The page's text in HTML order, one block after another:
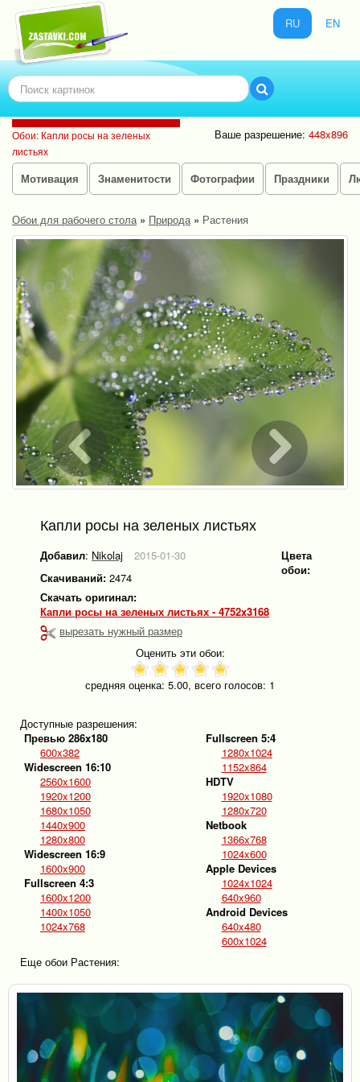
RU EN
Обои: Капли росы на зеленых
листьях
Ваше разрешение: 448x896
Мотивация Знаменитости Фотографии Праздники
Обои для рабочего стола» Природа» Растения
Капли росы на зеленых листьях
Добавил: Nikolaj
2015-01-30
Скачиваний: 2474
Скачать оригинал:
Капли росы на зеленых листьях - 4752x3168
вырезать нужный размер
Цвета
обои:
Оценить эти обои:
средняя оценка: 5.00, всего голосов: 1
Доступные разрешения:
Превью 286x180
600x382
Widescreen 16:10
2560x1600
1920x1200
1680x1050
1440x900
1280x800
Widescreen 16:9
1600x900
Fullscreen 4:3
1600x1200
1400x1050
1024x768
Fullscreen 5:4
1280x1024
1152x864
HDTV
1920x1080
1280x720
Netbook
1366x768
1024x600
Apple Devices
1024x1024
640x960
Android Devices
640x480
600x1024
Еще обои Растения: